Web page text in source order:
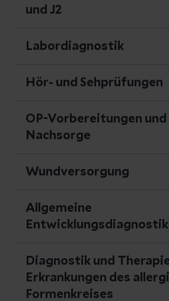
und J2
Labordiagnostik
Hör- und Sehprüfungen
OP-Vorbereitungen und
Nachsorge
Wundversorgung
Allgemeine
Entwicklungsdiagnostik
Diagnostik und
Erkrankungen des
Formenkreises